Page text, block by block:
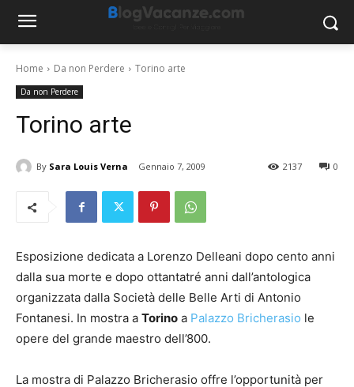
Home Da non Perdere Torino arte
Da non Perdere
Torino arte
By Sara Louis Verna Gennaio 7, 2009 0
2137
Esposizione dedicata a Lorenzo Delleani dopo cento anni
dalla sua morte e dopo ottantatré anni dall’antologica
organizzata dalla Società delle Belle Arti di Antonio
Fontanesi. In mostra a Torino a Palazzo Bricherasio le
opere del grande maestro dell’800.
La mostra di Palazzo Bricherasio offre l’opportunità per